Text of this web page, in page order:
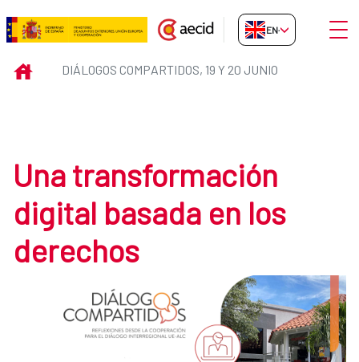
Skip to Main Content
Diálogos Compartidos, 19 y 20
EN-GB
INICIODIÁLOGOS COMPARTIDOS, 19 Y 20 JUNIO
Una transformación
digital basada en los
derechos